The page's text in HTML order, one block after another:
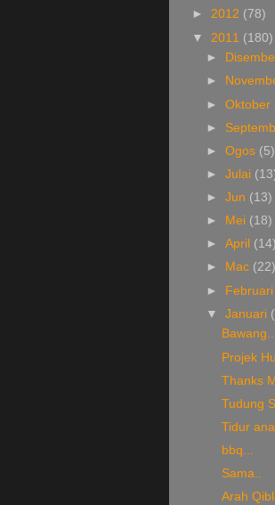
► 2012 (78)
▼ 2011 (180)
►
►
►Oktober
►
►Ogos (5)
►Julai
►Jun (13)
►
Mei (18)
►April (14)
►
Mac (22)
► Februari
▼Januari
Bawang..
Projek
Thanks
Tudung
Tidur
bbq...
Sama..
Arah